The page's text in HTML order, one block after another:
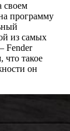
своем
программу
из самых
Fender
что такое
он